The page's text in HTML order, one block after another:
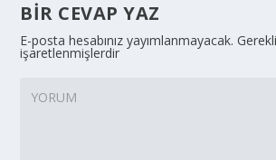
BIR CEVAP YAZ
E-posta hesabınız yayımlanmayacak.
işaretlenmişlerdir